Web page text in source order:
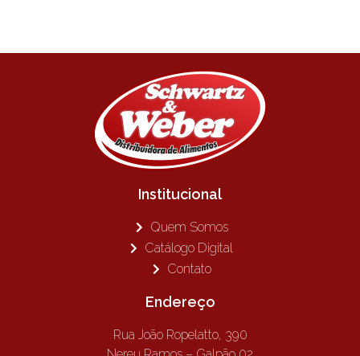
Institucional
Quem Somos
Catálogo Digital
Contato
Endereço
Rua João Ropelatto, 390